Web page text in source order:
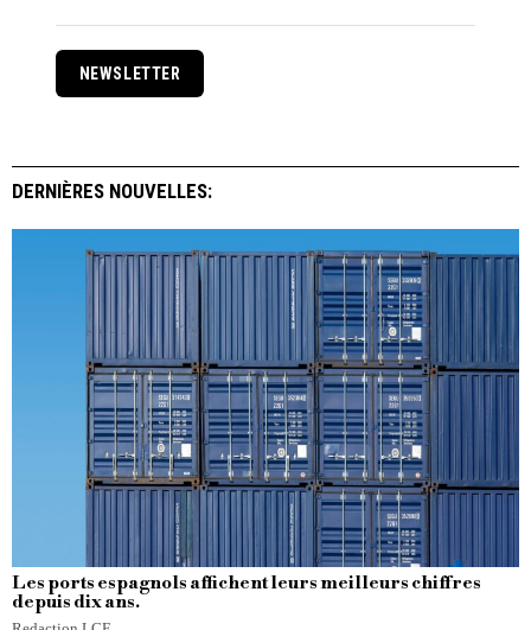
NEWSLETTER
DERNIÈRES NOUVELLES:
Les ports espagnols affichent leurs meilleurs chiffres
depuis dix ans.